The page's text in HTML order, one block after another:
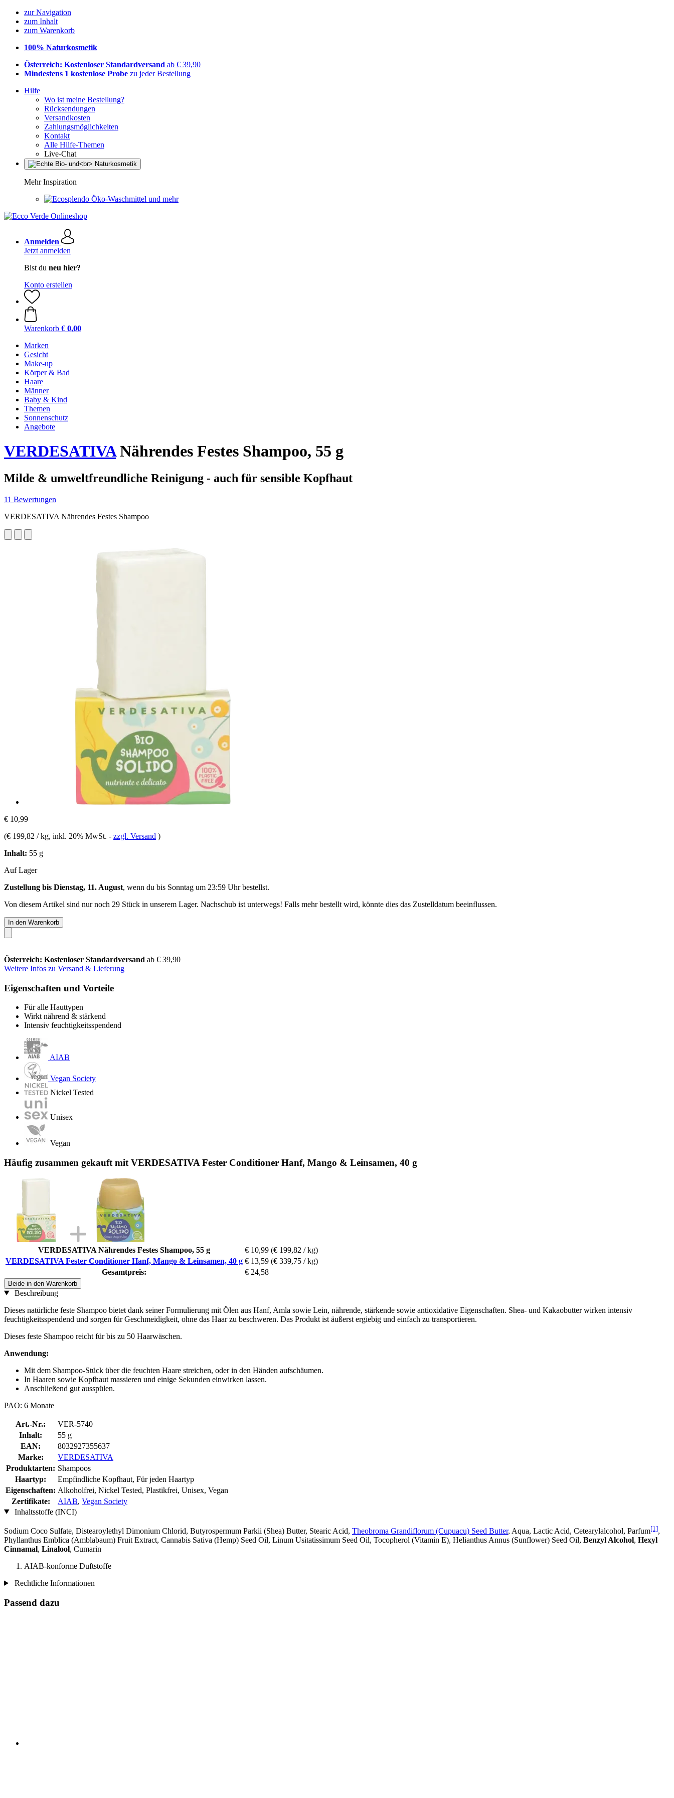
zur Navigation
zum Inhalt
zum Warenkorb
100% Naturkosmetik
Österreich: Kostenloser Standardversand ab € 39,90
Mindestens 1 kostenlose Probe zu jeder Bestellung
Hilfe
Wo ist meine Bestellung?
Rücksendungen
Versandkosten
Zahlungsmöglichkeiten
Kontakt
Alle Hilfe-Themen
Live-Chat
Mehr Inspiration
Öko-Waschmittel und mehr
Anmelden
Jetzt anmelden
Bist du neu hier?
Konto erstellen
Warenkorb € 0,00
Marken
Gesicht
Make-up
Körper & Bad
Haare
Männer
Baby & Kind
Themen
Sonnenschutz
Angebote
VERDESATIVANährendes Festes Shampoo, 55 g
Milde & umweltfreundliche Reinigung - auch für sensible Kopfhaut
11 Bewertungen
VERDESATIVA Nährendes Festes Shampoo
€ 10,99
(€ 199,82 / kg, inkl. 20% MwSt. - zzgl. Versand )
Inhalt: 55 g
Auf Lager
Zustellung bis Dienstag, 11. August, wenn du bis Sonntag um 23:59 Uhrbestellst.
Von diesem Artikel sind nur noch 29 Stück in unserem Lager. Nachschub ist unterwegs! Falls mehr bestellt wird, könnte dies das Zustelldatum beeinflussen.
In den Warenkorb
Österreich: Kostenloser Standardversand ab € 39,90
Weitere Infos zu Versand & Lieferung
Eigenschaften und Vorteile
Für alle Hauttypen
Wirkt nährend & stärkend
Intensiv feuchtigkeitsspendend
AIAB
Vegan Society
Nickel Tested
Unisex
Vegan
Häufig zusammen gekauft mit VERDESATIVA Fester Conditioner Hanf, Mango & Leinsamen, 40 g
VERDESATIVA Nährendes Festes Shampoo, 55 g € 10,99 (€ 199,82 / kg)
VERDESATIVA Fester Conditioner Hanf, Mango & Leinsamen, 40 g € 13,59 (€ 339,75 / kg)
Gesamtpreis:
€ 24,58
Beide in den Warenkorb
Beschreibung
Dieses natürliche feste Shampoo bietet dank seiner Formulierung mit Ölen aus Hanf, Amla sowie Lein, nährende, stärkende sowie antioxidative Eigenschaften. Shea- und Kakaobutter wirken intensiv
feuchtigkeitsspendend und sorgen für Geschmeidigkeit, ohne das Haar zu beschweren. Das Produkt ist äußerst ergiebig und einfach zu transportieren.
Dieses feste Shampoo reicht für bis zu 50 Haarwäschen.
Anwendung:
Mit dem Shampoo-Stück über die feuchten Haare streichen, oder in den Händen aufschäumen.
In Haaren sowie Kopfhaut massieren und einige Sekunden einwirken lassen.
Anschließend gut ausspülen.
PAO: 6 Monate
Art.-Nr.:
VER-5740
Inhalt:
55 g
EAN:
8032927355637
Marke:
VERDESATIVA
Produktarten: Shampoos
Haartyp:
Empfindliche Kopfhaut, Für jeden Haartyp
Eigenschaften: Alkoholfrei, Nickel Tested, Plastikfrei, Unisex, Vegan
Zertifikate:
AIAB, Vegan Society
Inhaltsstoffe (INCI)
Sodium Coco­ Sulfate, Distearoylethyl Dimonium Chlorid, Butyrospermum Parkii (Shea) Butter, Stearic Acid, Theobroma Grandiflorum (Cupuacu) Seed Butter, Aqua, Lactic Acid, Cetearylalcohol, Parfum[1],
Phyllanthus Emblica (Amblabaum) Fruit Extract, Cannabis Sativa (Hemp) Seed Oil, Linum Usitatissimum Seed Oil, Tocopherol (Vitamin E), Helianthus Annus (Sunflower) Seed Oil, Benzyl Alcohol, Hexyl
Cinnamal, Linalool, Cumarin
AIAB-konforme Duftstoffe
Rechtliche Informationen
Passend dazu